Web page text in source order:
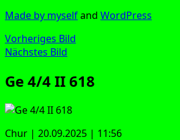
Made by mys­elfand Word­Press
Vorheriges Bild
Nächstes Bild
Ge 4/4 II 618
Chur | 20.09.2025 | 11:56